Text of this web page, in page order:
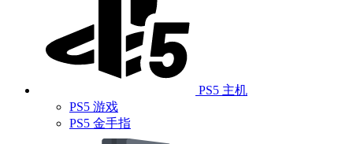
PS5 主机
PS5 游戏
PS5 金手指